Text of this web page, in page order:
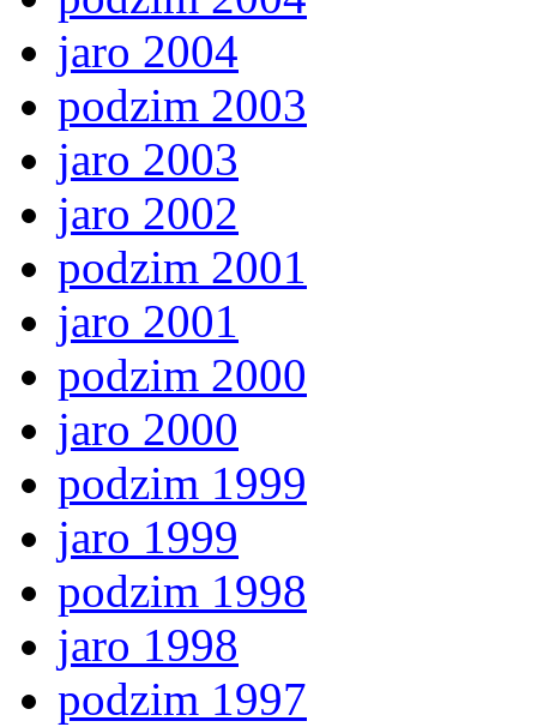
jaro 2004
podzim 2003
jaro 2003
jaro 2002
podzim 2001
jaro 2001
podzim 2000
jaro 2000
podzim 1999
jaro 1999
podzim 1998
jaro 1998
podzim 1997